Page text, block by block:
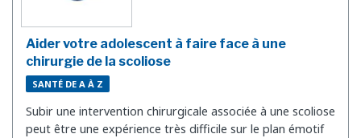
Aider votre adolescent à faire face à une
chirurgie de la scoliose
SANTÉ DE A À Z
Subir une intervention chirurgicale associée à une scoliose
peut être une expérience très difficile sur le plan émotif